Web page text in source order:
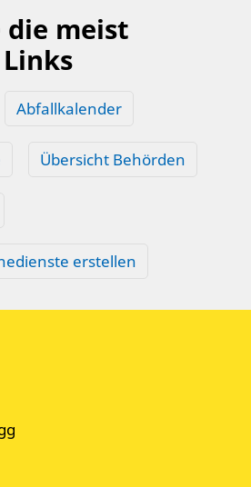
die meist
Abfallkalender
Übersicht Behörden
erstellen